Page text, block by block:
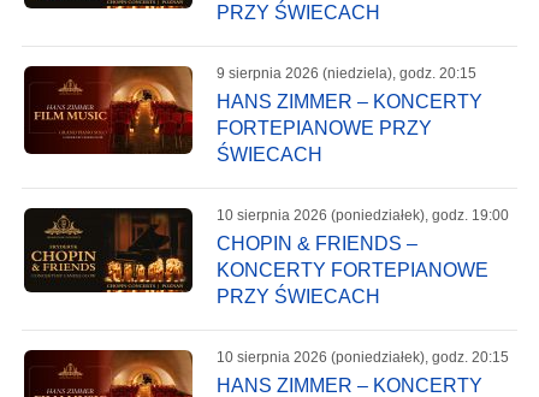
PRZY ŚWIECACH
9 sierpnia 2026 (niedziela), godz. 20:15
HANS ZIMMER – KONCERTY
FORTEPIANOWE PRZY
ŚWIECACH
10 sierpnia 2026 (poniedziałek), godz. 19:00
CHOPIN & FRIENDS –
KONCERTY FORTEPIANOWE
PRZY ŚWIECACH
10 sierpnia 2026 (poniedziałek), godz. 20:15
HANS ZIMMER – KONCERTY